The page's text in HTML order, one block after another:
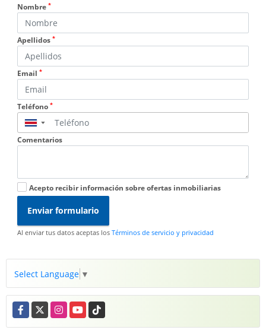
Nombre *
Apellidos *
Email *
Teléfono *
▼
Comentarios
Acepto recibir información sobre ofertas inmobiliarias
Enviar formulario
Al enviar tus datos aceptas los Términos de servicio y privacidad
Select Language ▼
Facebook
X InstagramYouTubeTikTok